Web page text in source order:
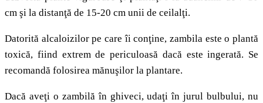
cm şi la distanţă de 15-20 cm unii de ceilalţi.
Datorită alcaloizilor pe care îi conţine, zambila este o plantă
toxică, fiind extrem de periculoasă dacă este ingerată. Se
recomandă folosirea mănuşilor la plantare.
Dacă aveţi o zambilă în ghiveci, udaţi în jurul bulbului, nu